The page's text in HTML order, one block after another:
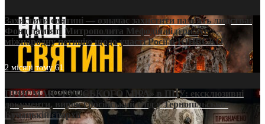
Захистити святині — означає захистити пам’ять людства:
Фонд пам’яті Митрополита Мефодія підтримує
міжнародну петицію щодо участі Росії в ЮНЕСКО
2 місяці тому61
ПРИСМАК «РУССЬКОГО МІРА» в ПЦУ: ексклюзивні
документи, вирок і російський слід у Тернопільсько-
Бучацькій єпархії